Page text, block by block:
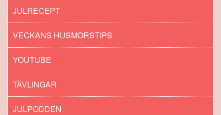
JULRECEPT
VECKANS HUSMORSTIPS
YOUTUBE
TÄVLINGAR
JULPODDEN